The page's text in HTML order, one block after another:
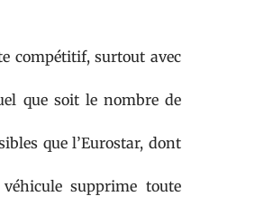
compétitif, surtout avec
que soit le nombre de
que l’Eurostar, dont
supprime toute